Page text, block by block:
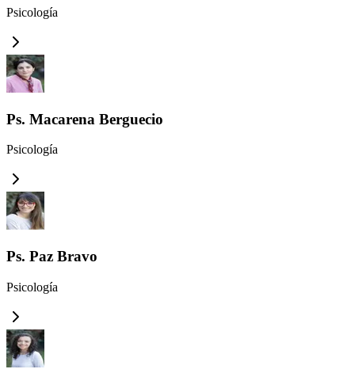
Psicología
Ps. Macarena Berguecio
Psicología
Ps. Paz Bravo
Psicología